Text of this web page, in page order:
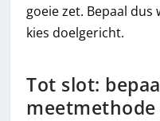
goeie zet. Bepaal
kies doelgericht.
Tot slot: